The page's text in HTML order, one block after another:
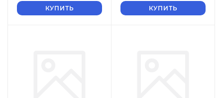
КУПИТЬ КУПИТЬ